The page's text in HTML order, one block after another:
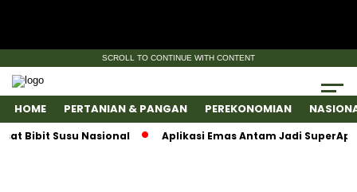
SCROLL TO CONTINUE WITH CONTENT
HOME PERTANIAN & PANGAN PEREKONOMIAN
Susu Nasional Aplikasi Emas Antam Jadi SuperApps,